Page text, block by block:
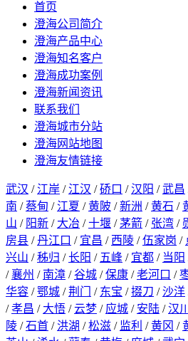
首页
澄海公司简介
澄海产品中心
澄海知名客户
澄海成功案例
澄海新闻资讯
联系我们
澄海城市分站
澄海网站地图
澄海友情链接
武汉 / 江岸 / 江汉 /硚口 /汉阳 /武昌
南 /蔡甸 / 江夏 /黄陂 /新洲 /黄石 /
山 / 阳新 / 大冶 /十堰 /茅箭 / 张湾 /
房县 /丹江口 / 宜昌 / 西陵 /伍家岗 /
兴山 /秭归 /长阳 / 五峰 / 宜都 / 当阳
/襄州 / 南漳 /谷城 /保康 /老河口 /
华容 /鄂城 /荆门 / 东宝 /掇刀 /沙洋
/孝昌 / 大悟 /云梦 / 应城 / 安陆 /汉川
陵 /石首 / 洪湖 /松滋 / 监利 /黄冈 /